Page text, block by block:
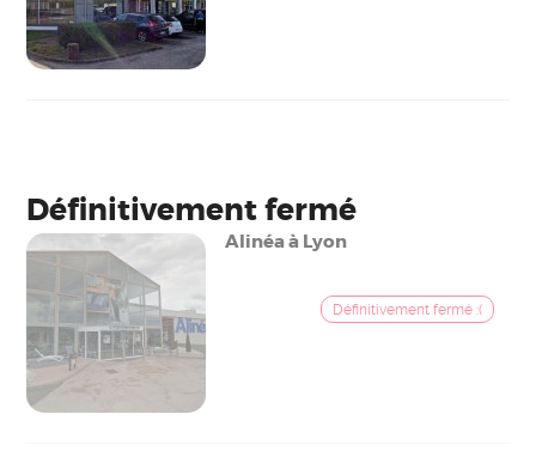
Définitivement fermé
Alinéa à Lyon